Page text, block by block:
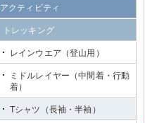
アクティビティ
トレッキング
レインウエア（登山用）
ミドルレイヤー（中間着・行動
着）
Tシャツ（長袖・半袖）